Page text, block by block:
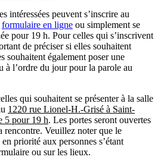
intéressées peuvent s’inscrire au
formulaire en ligne ou simplement se
pour 19 h. Pour celles qui s’inscrivent
de préciser si elles souhaitent
souhaitent également poser une
à l’ordre du jour pour la parole au
qui souhaitent se présenter à la salle
1220 rue Lionel-H.-Grisé à Saint-
5 pour 19 h. Les portes seront ouvertes
rencontre. Veuillez noter que le
priorité aux personnes s’étant
ou sur les lieux.